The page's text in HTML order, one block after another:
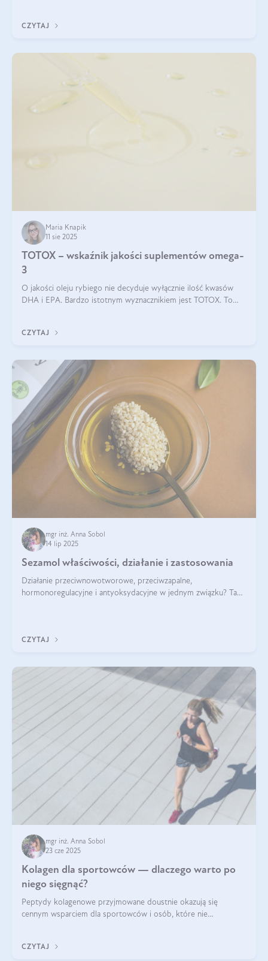
CZYTAJ
Maria Knapik
11 sie 2025
TOTOX – wskaźnik jakości suplementów omega-
3
O jakości oleju rybiego nie decyduje wyłącznie ilość kwasów
DHA i EPA. Bardzo istotnym wyznacznikiem jest TOTOX. To
CZYTAJ
mgr inż. Anna Sobol
14 lip 2025
Sezamol właściwości, działanie i zastosowania
Działanie przeciwnowotworowe, przeciwzapalne,
hormonoregulacyjne i antyoksydacyjne w jednym związku? Tak
CZYTAJ
mgr inż. Anna Sobol
23 cze 2025
Kolagen dla sportowców — dlaczego warto po
niego sięgnąć?
Peptydy kolagenowe przyjmowane doustnie okazują się
cennym wsparciem dla sportowców i osób, które nie
CZYTAJ